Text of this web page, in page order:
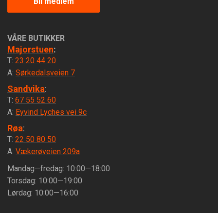
VÅRE BUTIKKER
Majorstuen:
T: 23 20 44 20
A: Sørkedalsveien 7
Sandvika:
T: 67 55 52 60
A: Eyvind Lyches vei 9c
Røa:
T: 22 50 80 50
A: Vækerøveien 209a
Mandag—fredag: 10:00—18:00
Torsdag: 10:00—19:00
Lørdag: 10:00—16:00